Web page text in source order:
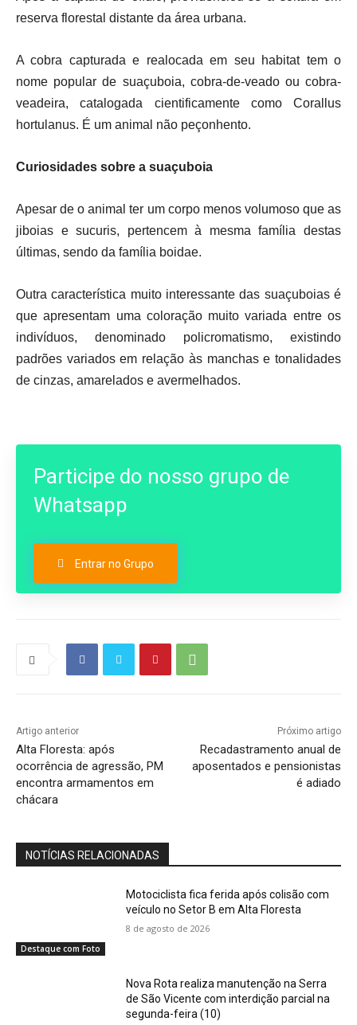
reserva florestal distante da área urbana.
A cobra capturada e realocada em seu habitat tem o
nome popular de suaçuboia, cobra-de-veado ou cobra-
veadeira, catalogada cientificamente como Corallus
hortulanus. É um animal não peçonhento.
Curiosidades sobre a suaçuboia
Apesar de o animal ter um corpo menos volumoso que as
jiboias e sucuris, pertencem à mesma família destas
últimas, sendo da família boidae.
Outra característica muito interessante das suaçuboias é
que apresentam uma coloração muito variada entre os
indivíduos, denominado policromatismo, existindo
padrões variados em relação às manchas e tonalidades
de cinzas, amarelados e avermelhados.
Participe do nosso grupo de
Whatsapp
Entrar no Grupo
Artigo anterior
Alta Floresta: após
ocorrência de agressão, PM
encontra armamentos em
chácara
Próximo artigo
Recadastramento anual de
aposentados e pensionistas
é adiado
NOTÍCIAS RELACIONADAS
Destaque com Foto
Motociclista fica ferida após colisão com
veículo no Setor B em Alta Floresta
8 de agosto de 2026
Nova Rota realiza manutenção na Serra
de São Vicente com interdição parcial na
segunda-feira (10)